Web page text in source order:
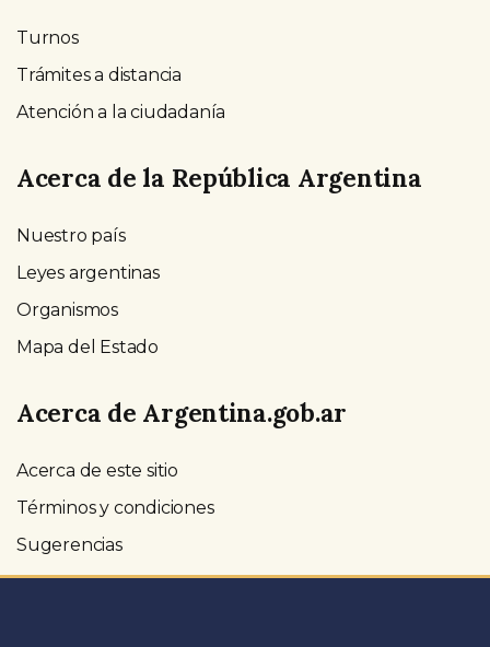
Turnos
Trámites a distancia
Atención a la ciudadanía
Acerca de la República Argentina
Nuestro país
Leyes argentinas
Organismos
Mapa del Estado
Acerca de Argentina.gob.ar
Acerca de este sitio
Términos y condiciones
Sugerencias